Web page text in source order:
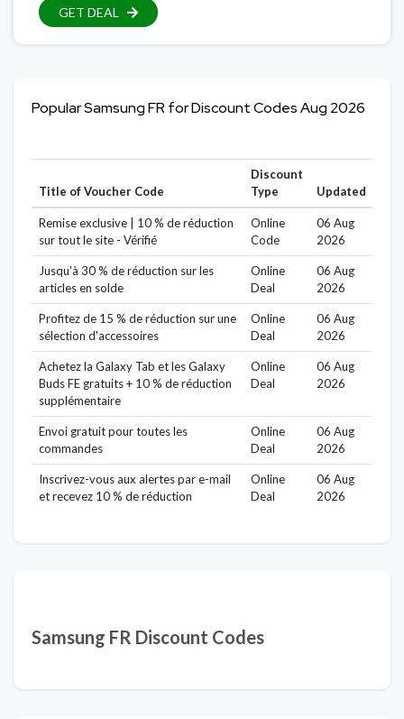
GET DEAL
Popular Samsung FR for Discount Codes Aug 2026
Title of Voucher Code
Discount
Type
Updated
Remise exclusive | 10 % de réduction
sur tout le site - Vérifié
Online
Code
06 Aug
2026
Jusqu'à 30 % de réduction sur les
articles en solde
Online
Deal
06 Aug
2026
Profitez de 15 % de réduction sur une
sélection d'accessoires
Online
Deal
06 Aug
2026
Achetez la Galaxy Tab et les Galaxy
Buds FE gratuits + 10 % de réduction
supplémentaire
Online
Deal
06 Aug
2026
Envoi gratuit pour toutes les
commandes
Online
Deal
06 Aug
2026
Inscrivez-vous aux alertes par e-mail
et recevez 10 % de réduction
Online
Deal
06 Aug
2026
Samsung FR Discount Codes